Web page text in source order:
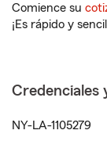
Comience su
¡Es rápido y
Credenciales
NY-LA-1105279